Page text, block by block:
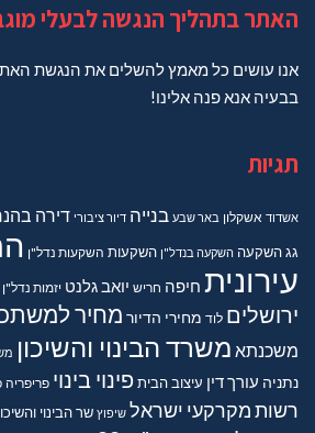
האתר בתהליך הנגשה לבעלי
אנו עושים כל מאמץ להשלים את הנגשת
בבעיה אנא פנה אלינו!
תגיות
אשדוד אשקלון באר שבע בנייה דיור ציבורי דירה
גגהשקעה השקעה בנדל"ן השקעות השקעות נדל"ן
עירונית חיפה חריש יואב גלנט יזמות נדל"ן
ירושלים לוד מחירי הדיור מחיר
משכנתא משרד הבינוי והשיכון
נתניה עורך דין עיצוב הבית פינוי בינוי פריפריה
רשות מקרקעי ישראל שיפוץ שר הבינוי